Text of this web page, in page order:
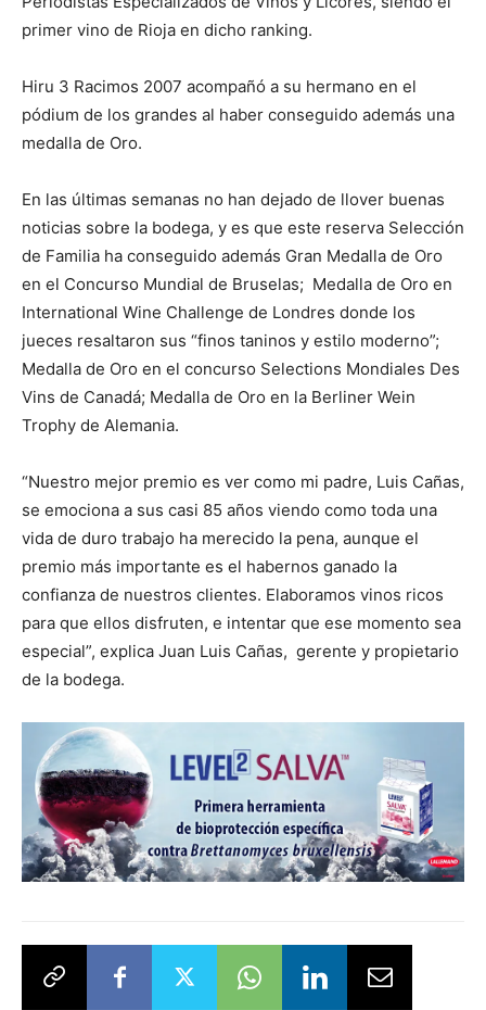
primer vino de Rioja en dicho ranking.
Hiru 3 Racimos 2007 acompañó a su hermano en el
pódium de los grandes al haber conseguido además una
medalla de Oro.
En las últimas semanas no han dejado de llover buenas
noticias sobre la bodega, y es que este reserva Selección
de Familia ha conseguido además Gran Medalla de Oro
en el Concurso Mundial de Bruselas; Medalla de Oro en
International Wine Challenge de Londres donde los
jueces resaltaron sus “finos taninos y estilo moderno”;
Medalla de Oro en el concurso Selections Mondiales Des
Vins de Canadá; Medalla de Oro en la Berliner Wein
Trophy de Alemania.
“Nuestro mejor premio es ver como mi padre, Luis Cañas,
se emociona a sus casi 85 años viendo como toda una
vida de duro trabajo ha merecido la pena, aunque el
premio más importante es el habernos ganado la
confianza de nuestros clientes. Elaboramos vinos ricos
para que ellos disfruten, e intentar que ese momento sea
especial”, explica Juan Luis Cañas, gerente y propietario
de la bodega.